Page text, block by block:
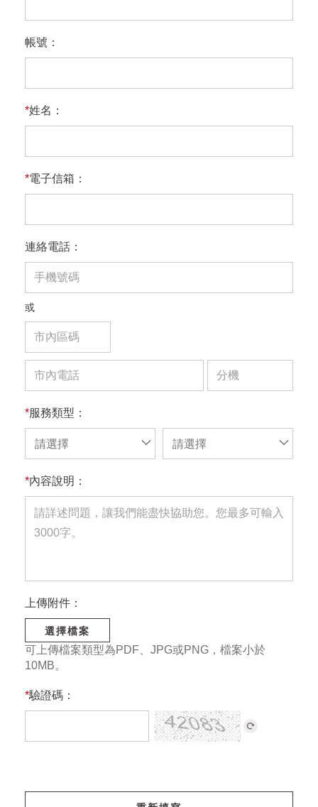
帳號：
*姓名：
*電子信箱：
連絡電話：
或
*服務類型：
請選擇 請選擇
*內容說明：
上傳附件：
選擇檔案
可上傳檔案類型為PDF、JPG或PNG，檔案小於
10MB。
*驗證碼：